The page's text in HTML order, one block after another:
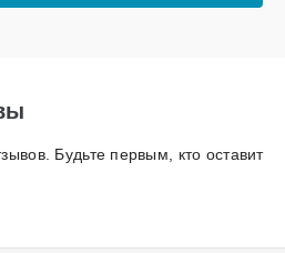
Будьте первым, кто оставит